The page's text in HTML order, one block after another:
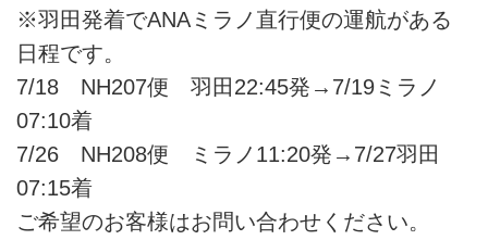
※羽田発着でANAミラノ直行便の運航がある
日程です。
7/18 NH207便 羽田22:45発→7/19ミラノ
07:10着
7/26 NH208便 ミラノ11:20発→7/27羽田
07:15着
ご希望のお客様はお問い合わせください。